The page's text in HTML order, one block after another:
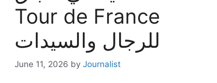
Tour de France
للرجال والسيدات
June 11, 2026 by Journalist